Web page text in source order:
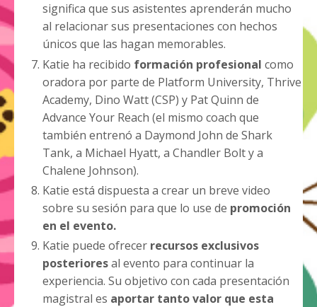
significa que sus asistentes aprenderán mucho
al relacionar sus presentaciones con hechos
únicos que las hagan memorables.
Katie ha recibido formación profesional como
oradora por parte de Platform University, Thrive
Academy, Dino Watt (CSP) y Pat Quinn de
Advance Your Reach (el mismo coach que
también entrenó a Daymond John de Shark
Tank, a Michael Hyatt, a Chandler Bolt y a
Chalene Johnson).
Katie está dispuesta a crear un breve video
sobre su sesión para que lo use de promoción
en el evento.
Katie puede ofrecer recursos exclusivos
posterioresal evento para continuar la
experiencia. Su objetivo con cada presentación
magistral es aportar tanto valor que esta